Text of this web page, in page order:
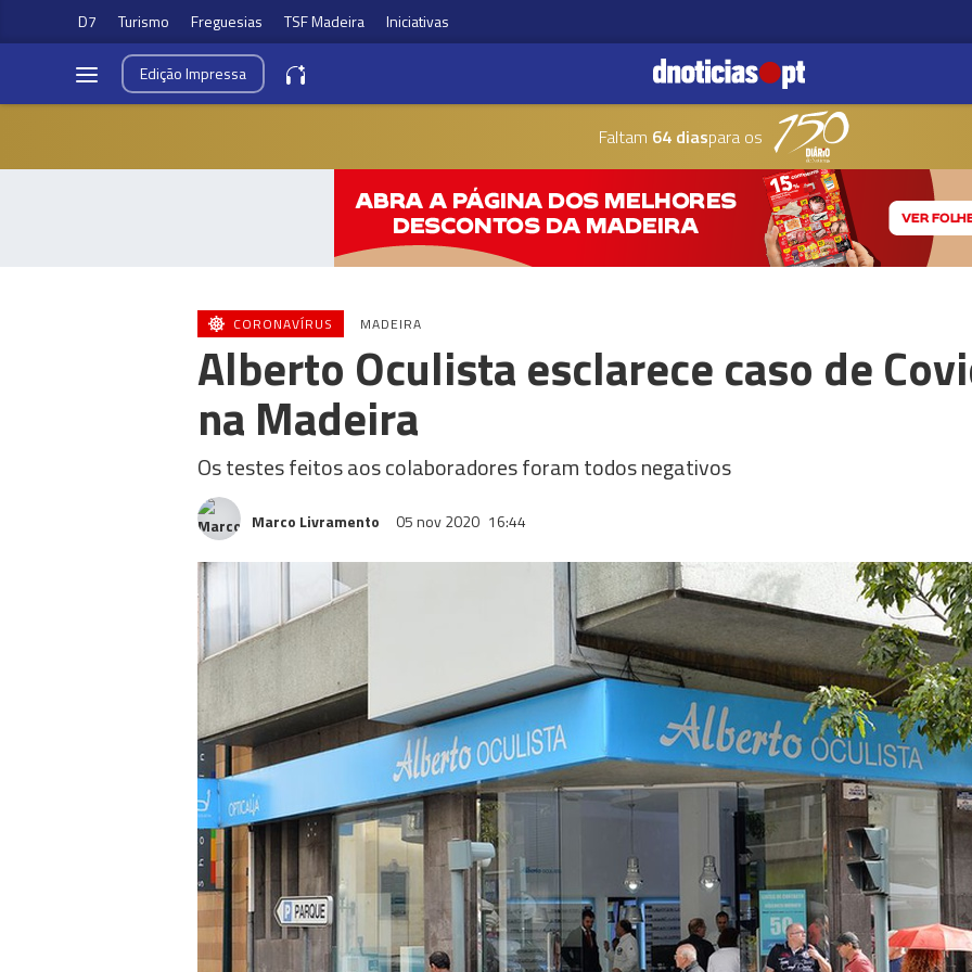
D7 Turismo Freguesias TSF Madeira Iniciativas
EdiçãoImpressa
Faltam 64 diaspara os
CORONAVÍRUS MADEIRA
Alberto Oculista esclarece caso de
na Madeira
Os testes feitos aos colaboradores foram todos negativos
Marco Livramento 05 nov 2020 16:44